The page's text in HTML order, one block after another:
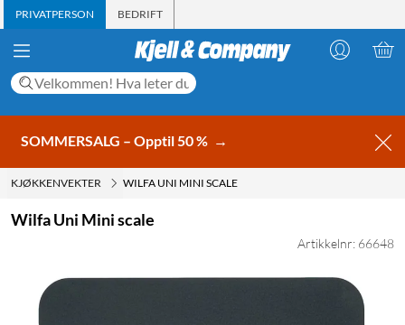
PRIVATPERSON BEDRIFT
SOMMERSALG – Opptil 50 % →
KJØKKENVEKTER WILFA UNI MINI SCALE
Wilfa Uni Mini scale
Artikkelnr: 66648